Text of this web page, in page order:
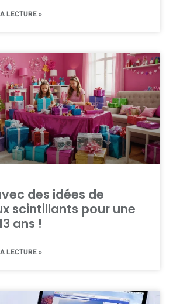
LECTURE »
des idées de
scintillants pour une
ans !
LECTURE »